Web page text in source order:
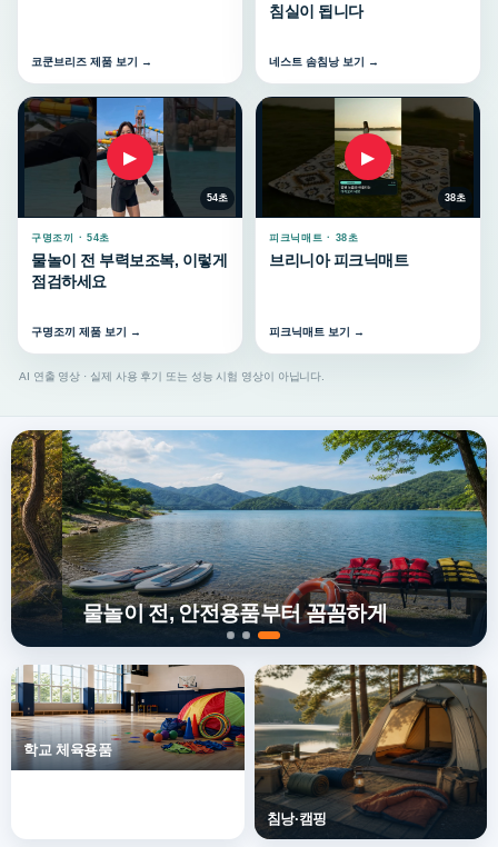
코쿤브리즈 제품 보기 →
침실이 됩니다
네스트 솜침낭 보기 →
▶
54초
구명조끼 · 54초
물놀이 전 부력보조복, 이렇게
점검하세요
구명조끼 제품 보기 →
▶
38초
피크닉매트 · 38초
브리니아 피크닉매트
피크닉매트 보기 →
AI 연출 영상 · 실제 사용 후기 또는 성능 시험 영상이 아닙니다.